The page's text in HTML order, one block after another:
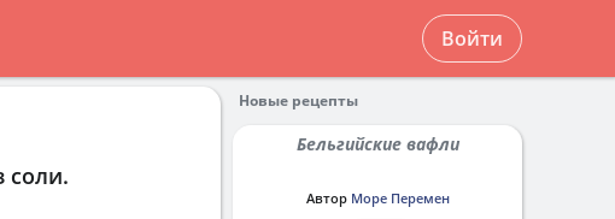
Войти
соли.
Новые рецепты
Бельгийские вафли
Автор Море Перемен